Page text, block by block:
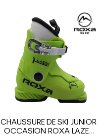
CHAUSSURE DE SKI JUNIOR
OCCASION ROXA LAZER